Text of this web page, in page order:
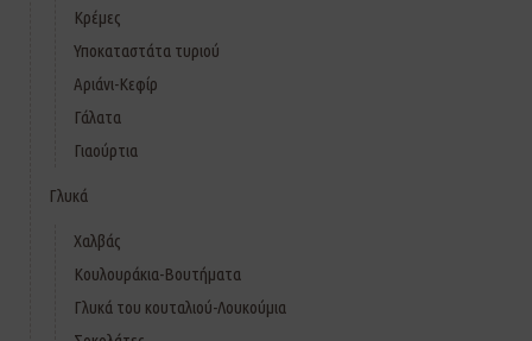
Κρέμες
Υποκαταστάτα τυριού
Αριάνι-Κεφίρ
Γάλατα
Γιαούρτια
Γλυκά
Χαλβάς
Κουλουράκια-Βουτήματα
Γλυκά του κουταλιού-Λουκούμια